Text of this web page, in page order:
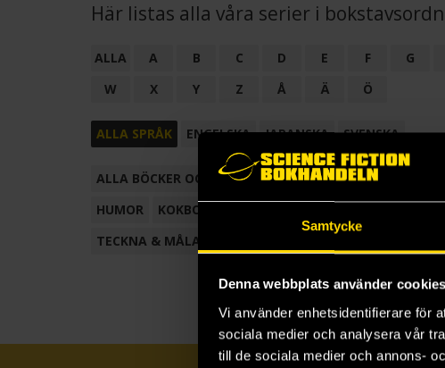
Samtycke
Denna webbplats använder cookies
Vi använder enhetsidentifierare för
sociala medier och analysera vår
till de sociala medier och annons-
Här listas alla våra serier i
ALLA A B C D E F G
W
X Y Z Å Ä Ö
ALLA SPRÅK ENGELSKA JAPANSKA SVENSKA
ALLA BÖCKER OCH TECKNADE SERIER ANTOLOGI
HUMOR
KOKBOK
TECKNA & MÅLA